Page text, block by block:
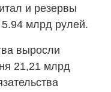
и резервы
млрд рулей.
выросли
21,21 млрд